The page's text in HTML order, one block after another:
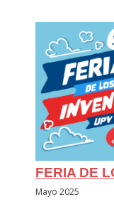
FERIA DE
Mayo 2025